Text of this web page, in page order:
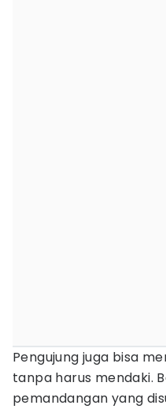
Pengujung juga bisa
tanpa harus mendaki.
pemandangan yang